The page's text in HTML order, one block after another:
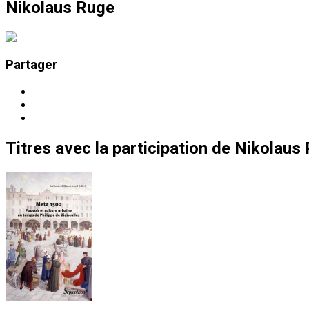
Nikolaus Ruge
Partager
Titres avec la participation de Nikolaus